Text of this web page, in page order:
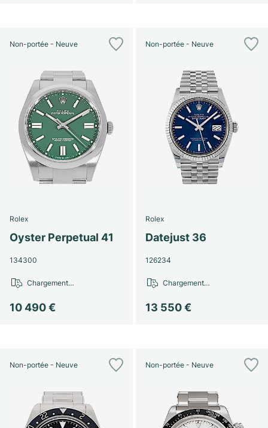
Non-portée - Neuve
Rolex
Oyster Perpetual 41
134300
10 490 €
Chargement…
Non-portée - Neuve
Rolex
Datejust 36
126234
13 550 €
Chargement…
Non-portée - Neuve Non-portée - Neuve